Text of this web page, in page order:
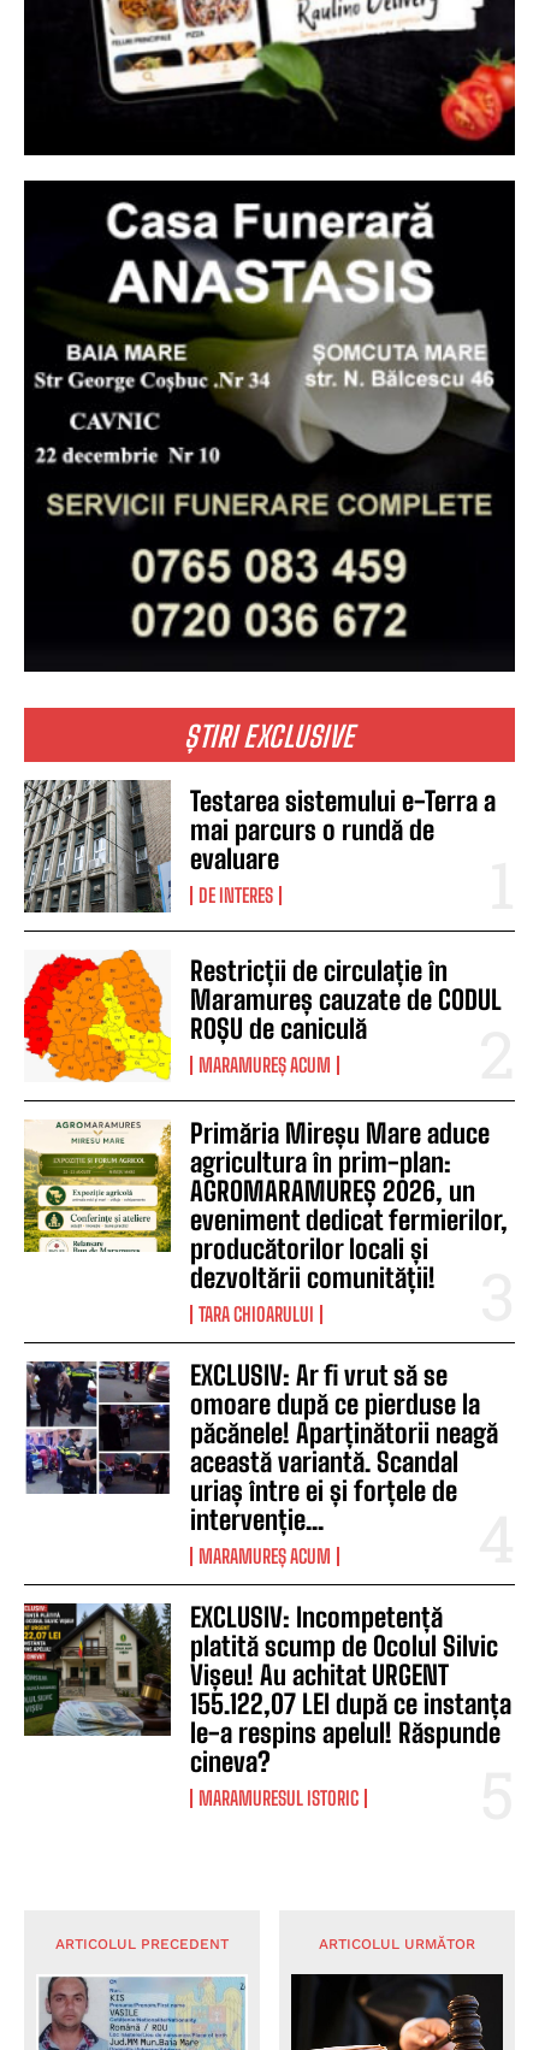
ȘTIRI EXCLUSIVE
Testarea sistemului e-Terra a
mai parcurs o rundă de
evaluare
DE INTERES
Restricții de circulație în
Maramureș cauzate de CODUL
ROȘU de caniculă
MARAMUREȘ ACUM
Primăria Mireșu Mare aduce
agricultura în prim-plan:
AGROMARAMUREȘ 2026, un
eveniment dedicat fermierilor,
producătorilor locali și
dezvoltării comunității!
TARA CHIOARULUI
EXCLUSIV: Ar fi vrut să se
omoare după ce pierduse la
păcănele! Aparținătorii neagă
această variantă. Scandal
uriaș între ei și forțele de
intervenție...
MARAMUREȘ ACUM
EXCLUSIV: Incompetență
platită scump de Ocolul Silvic
Vișeu! Au achitat URGENT
155.122,07 LEI după ce instanța
le-a respins apelul! Răspunde
cineva?
MARAMURESUL ISTORIC
ARTICOLUL PRECEDENT ARTICOLUL URMĂTOR